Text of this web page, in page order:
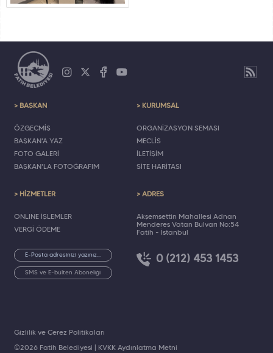
> BAŞKAN
ÖZGEÇMİŞ
BAŞKAN'A YAZ
FOTO GALERİ
BAŞKAN'LA FOTOĞRAFIM
> KURUMSAL
ORGANİZASYON ŞEMASI
MECLİS
İLETİŞİM
SİTE HARİTASI
> HİZMETLER
ONLINE İŞLEMLER
VERGİ ÖDEME
SMS ve E-bülten Aboneliği
> ADRES
Akşemsettin Mahallesi Adnan
Menderes Vatan Bulvarı No:54
Fatih - İstanbul
0 (212) 453 1453
©2026 Fatih Belediyesi | KVKK Aydınlatma Metni
Gizlilik ve Çerez Politikaları